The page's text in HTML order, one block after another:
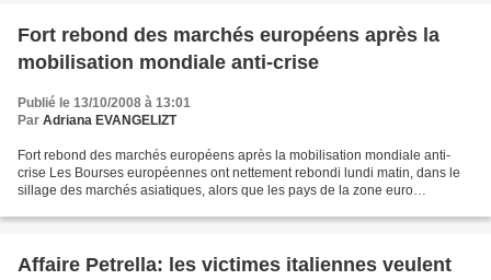
Fort rebond des marchés européens après la
mobilisation mondiale anti-crise
Publié le 13/10/2008 à 13:01
Par Adriana EVANGELIZT
Fort rebond des marchés européens après la mobilisation mondiale anti-
crise Les Bourses européennes ont nettement rebondi lundi matin, dans le
sillage des marchés asiatiques, alors que les pays de la zone euro
Affaire Petrella: les victimes italiennes veulent